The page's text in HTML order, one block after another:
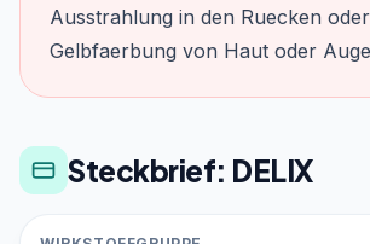
Ausstrahlung in den Ruecken
Gelbfaerbung von Haut oder
Steckbrief: DELIX